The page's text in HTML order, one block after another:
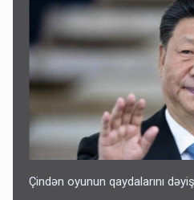
Çindən oyunun qaydalarını